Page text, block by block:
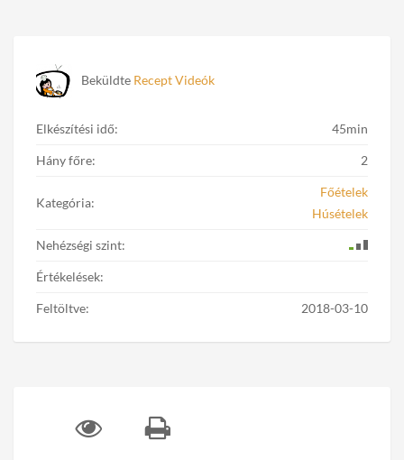
Beküldte Recept Videók
Elkészítési idő: 45min
Hány főre: 2
Kategória:
Főételek
Húsételek
Nehézségi szint:
Értékelések:
Feltöltve: 2018-03-10